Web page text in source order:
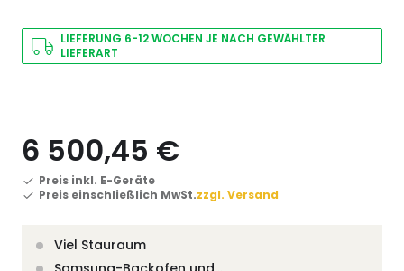
LIEFERUNG 6-12 WOCHEN JE NACH GEWÄHLTER
LIEFERART
6 500,45 €
Preis inkl. E-Geräte
Preis einschließlich MwSt.zzgl. Versand
Viel Stauraum